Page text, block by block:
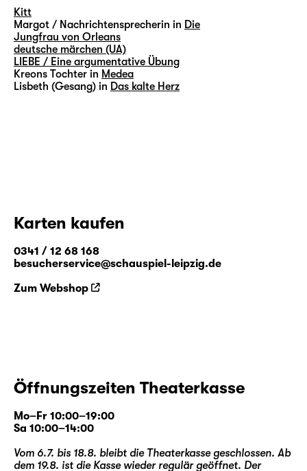
Kitt
Margot / Nachrichtensprecherin in Die
Jungfrau von Orleans
deutsche märchen (UA)
LIEBE / Eine argumentative Übung
Kreons Tochter in Medea
Lisbeth (Gesang) in Das kalte Herz
Karten kaufen
0341 / 12 68 168
besucherservice@schauspiel-leipzig.de
Zum Webshop
Öffnungszeiten Theaterkasse
Mo–Fr 10:00–19:00
Sa 10:00–14:00
Vom 6.7. bis 18.8. bleibt die Theaterkasse geschlossen. Ab
dem 19.8. ist die Kasse wieder regulär geöffnet. Der